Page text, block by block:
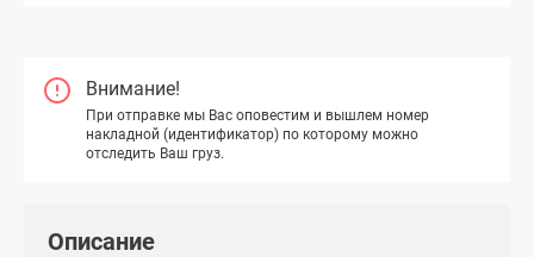
Внимание!
При отправке мы Вас оповестим и вышлем номер
накладной (идентификатор) по которому можно
отследить Ваш груз.
Описание